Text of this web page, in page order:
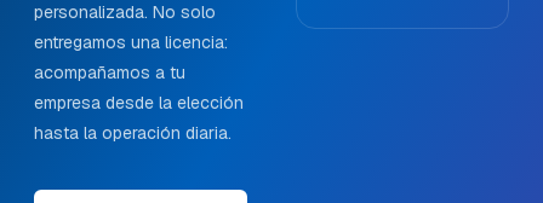
personalizada. No solo
entregamos una licencia:
acompañamos a tu
empresa desde la elección
hasta la operación diaria.